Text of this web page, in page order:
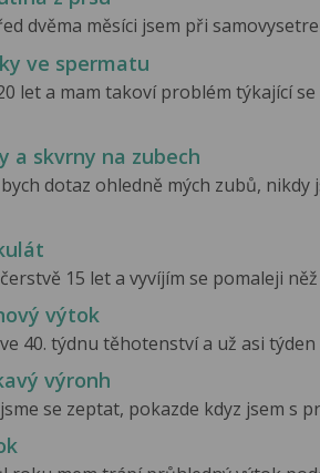
dvěma měsíci jsem při
ve spermatu
let a mam takoví problém týkající
a skvrny na zubech
dotaz ohledně mých zubů, nikdy
15 let a vyvíjím se pomaleji
výtok
40. týdnu těhotenství a už asi
výronh
se zeptat, pokazde kdyz jsem s